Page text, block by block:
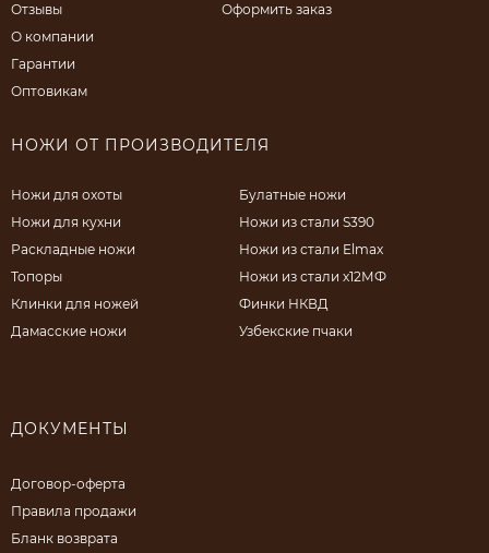
Отзывы
О компании
Гарантии
Оптовикам
Оформить заказ
НОЖИ ОТ ПРОИЗВОДИТЕЛЯ
Ножи для охоты
Ножи для кухни
Раскладные ножи
Топоры
Клинки для ножей
Дамасские ножи
Булатные ножи
Ножи из стали S390
Ножи из стали Elmax
Ножи из стали х12МФ
Финки НКВД
Узбекские пчаки
ДОКУМЕНТЫ
Договор-оферта
Правила продажи
Бланк возврата